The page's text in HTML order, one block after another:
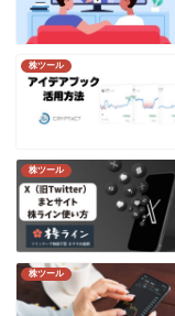
株ツール
株ツール
株ツール